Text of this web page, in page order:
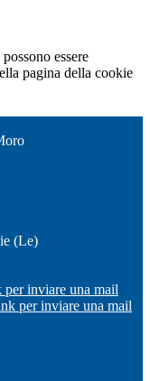
essere
pagina della cookie
(Le)
inviare una mail
per inviare una mail